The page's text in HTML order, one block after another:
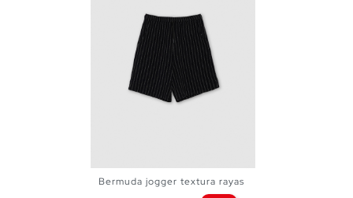
M
Bermuda jogger textura rayas